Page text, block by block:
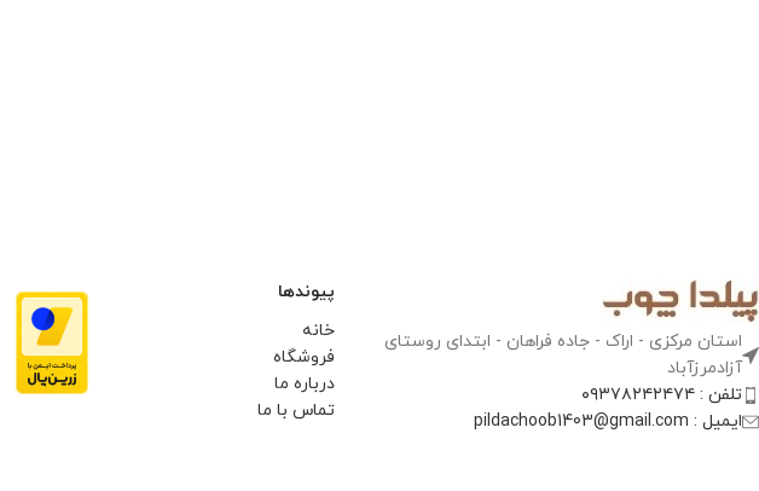
استان مرکزی - اراک - جاده فراهان - ابتدای روستای
آزادمرزآباد​
تلفن : ۰۹۳۷۸۲۴۲۴۷۴
ایمیل : pildachoob1403@gmail.com
پیوندها
خانه
فروشگاه
درباره ما
تماس با ما